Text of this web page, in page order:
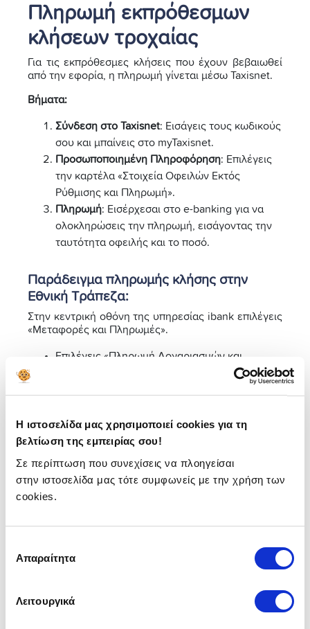
Η ιστοσελίδα μας χρησιμοποιεί cookies για τη
βελτίωση της εμπειρίας σου!
Σε περίπτωση που συνεχίσεις να πλοηγείσαι
στην ιστοσελίδα μας τότε συμφωνείς με την χρήση των
cookies.
συγκατάθεσης
Απαραίτητα
Λειτουργικά
Πληρωμή εκπρόθεσμων
κλήσεων τροχαίας
Για τις εκπρόθεσμες κλήσεις που έχουν βεβαιωθεί
από την εφορία, η πληρωμή γίνεται μέσω Taxisnet.
Βήματα:
Σύνδεση στο Taxisnet: Εισάγεις τους κωδικούς
σου και μπαίνεις στο myTaxisnet.
Προσωποποιημένη Πληροφόρηση: Επιλέγεις
την καρτέλα «Στοιχεία Οφειλών Εκτός
Ρύθμισης και Πληρωμή».
Πληρωμή: Εισέρχεσαι στο e-banking για να
ολοκληρώσεις την πληρωμή, εισάγοντας την
ταυτότητα οφειλής και το ποσό.
Παράδειγμα πληρωμής κλήσης στην
Εθνική Τράπεζα:
Στην κεντρική οθόνη της υπηρεσίας ibank επιλέγεις
«Μεταφορές και Πληρωμές».
Επιλέγεις «Πληρωμή Λογαριασμών και
Εισάγεις την ταυτότητα οφειλής, το ποσό και
ολοκληρώνεις την πληρωμή.
Πληρωμή κλήσης μέσω
Taxisnet
Αν η κλήση σου έχει βεβαιωθεί από την εφορία,
Taxisnet:
συνολικό ποσό πληρωμής εμφανίζεται